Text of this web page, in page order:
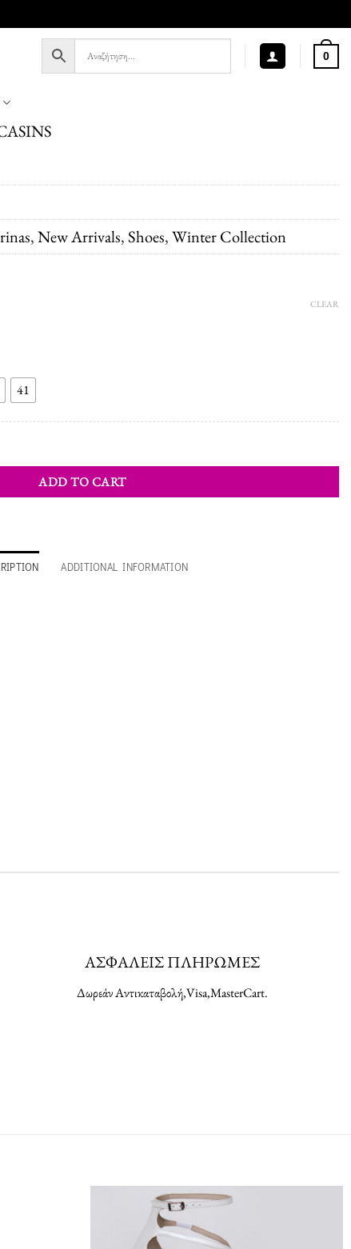
0
,New Arrivals,Shoes,Winter Collection
41
CLEAR
ADD TO CART
ADDITIONAL INFORMATION
ΑΣΦΑΛΕΙΣ ΠΛΗΡΩΜΕΣ
Δωρεάν Αντικαταβολή,Visa,MasterCart.